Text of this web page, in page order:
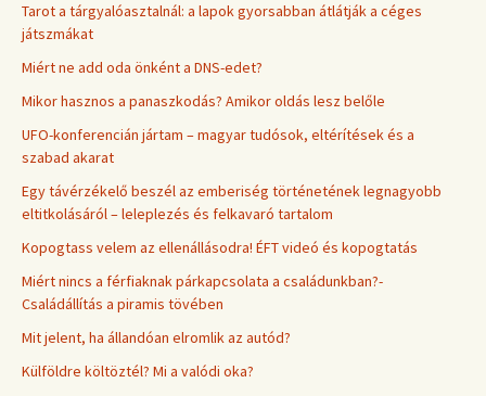
Tarot a tárgyalóasztalnál: a lapok gyorsabban átlátják a céges
játszmákat
Miért ne add oda önként a DNS-edet?
Mikor hasznos a panaszkodás? Amikor oldás lesz belőle
UFO-konferencián jártam – magyar tudósok, eltérítések és a
szabad akarat
Egy távérzékelő beszél az emberiség történetének legnagyobb
eltitkolásáról – leleplezés és felkavaró tartalom
Kopogtass velem az ellenállásodra! ÉFT videó és kopogtatás
Miért nincs a férfiaknak párkapcsolata a családunkban?-
Családállítás a piramis tövében
Mit jelent, ha állandóan elromlik az autód?
Külföldre költöztél? Mi a valódi oka?